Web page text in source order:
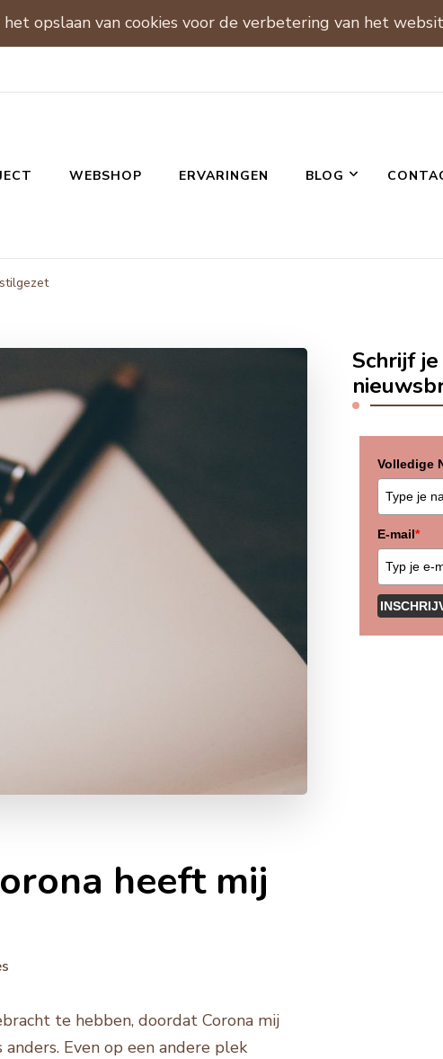
opslaan van cookies voor de verbetering van het
WEBSHOP ERVARINGEN BLOG
heeft mij
van
Petrina:
te hebben, doordat Corona mij
Even op een andere plek
Schrijf
Volledige
E-mail*